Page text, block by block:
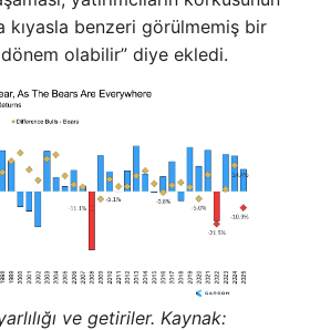
kıyasla benzeri görülmemiş bir
olabilir” diye ekledi.
ve getiriler. Kaynak: